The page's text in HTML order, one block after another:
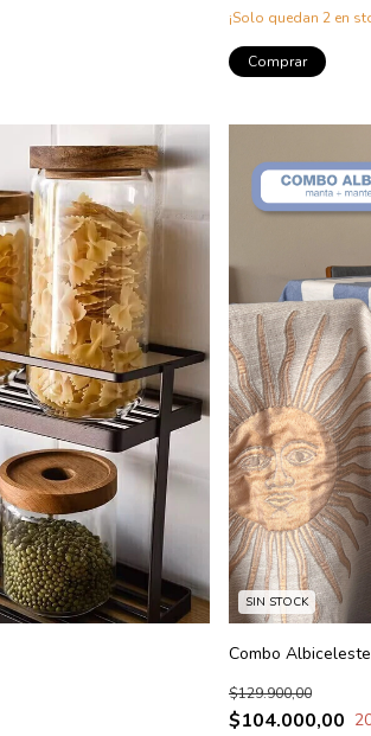
¡Solo quedan 2 en
Comprar
SIN STOCK
Combo Albiceleste
$104.000,00
$129.900,00